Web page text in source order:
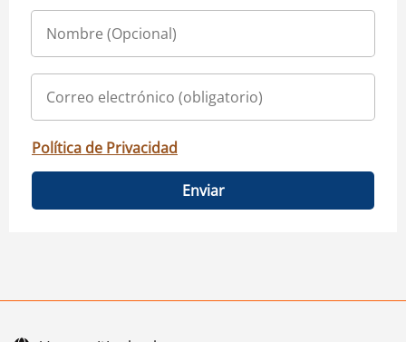
Política de Privacidad
Enviar